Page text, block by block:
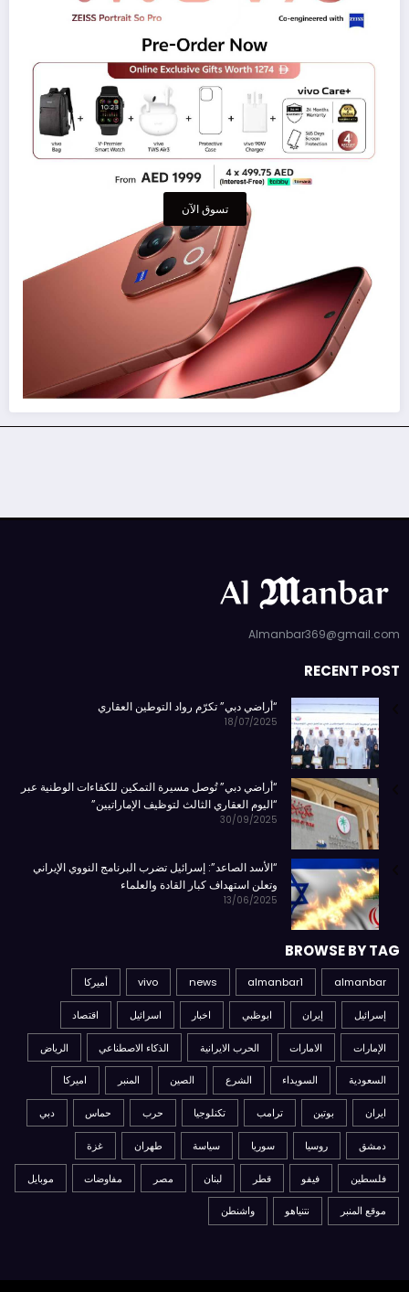
تسوق الآن
Almanbar369@gmail.com
RECENT POST
“أراضي دبي” تكرّم رواد التوطين العقاري
18/07/2025
“أراضي دبي” تُوصل مسيرة التمكين للكفاءات الوطنية عبر
“اليوم العقاري الثالث لتوظيف الإماراتيين”
30/09/2025
“الأسد الصاعد”: إسرائيل تضرب البرنامج النووي الإيراني
وتعلن استهداف كبار القادة والعلماء
13/06/2025
BROWSE BY TAG
almanbar
almanbar1
news
vivo أميركا
إسرائيل إيران ابوظبي اخبار اسرائيل اقتصاد
الإمارات الامارات الحرب الايرانية الذكاء الاصطناعي الرياض
السعودية السويداء الشرع الصين المنبر اميركا
ايران بوتين ترامب تكنلوجيا حرب حماس دبي
دمشق روسيا سوريا سياسة طهران غزة
فلسطين فيفو قطر لبنان مصر مفاوضات موبايل
موقع المنبر نتنياهو واشنطن